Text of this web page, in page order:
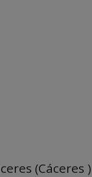
(Cáceres )